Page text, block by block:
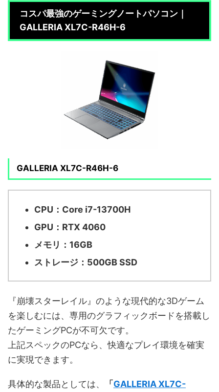
コスパ最強のゲーミングノートパソコン｜
GALLERIA XL7C-R46H-6
GALLERIA XL7C-R46H-6
CPU：Core i7-13700H
GPU：RTX 4060
メモリ：16GB
ストレージ：500GB SSD
『崩壊スターレイル』のような現代的な3Dゲーム
を楽しむには、専用のグラフィックボードを搭載し
たゲーミングPCが不可欠です。
上記スペックのPCなら、快適なプレイ環境を確実
に実現できます。
具体的な製品としては、 「 GALLERIA XL7C-